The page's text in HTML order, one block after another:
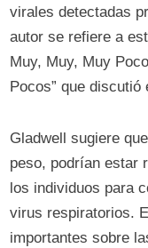
virales detectadas
autor se refiere a
Muy, Muy, Muy
Pocos” que
Gladwell sugiere
peso, podrían estar
los individuos para
virus respiratorios.
importantes sobre